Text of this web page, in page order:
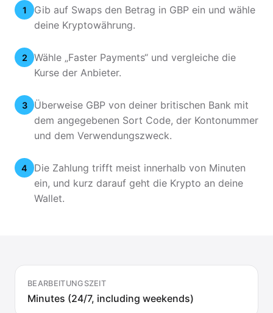
1
Gib auf Swaps den Betrag in GBP ein und wähle
deine Kryptowährung.
2
Wähle „Faster Payments“ und vergleiche die
Kurse der Anbieter.
3
Überweise GBP von deiner britischen Bank mit
dem angegebenen Sort Code, der Kontonummer
und dem Verwendungszweck.
4
Die Zahlung trifft meist innerhalb von Minuten
ein, und kurz darauf geht die Krypto an deine
Wallet.
BEARBEITUNGSZEIT
Minutes (24/7, including weekends)